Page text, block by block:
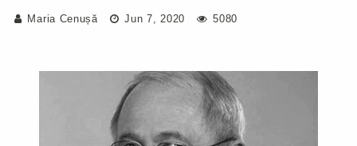
Maria Cenușă Jun 7, 2020 5080